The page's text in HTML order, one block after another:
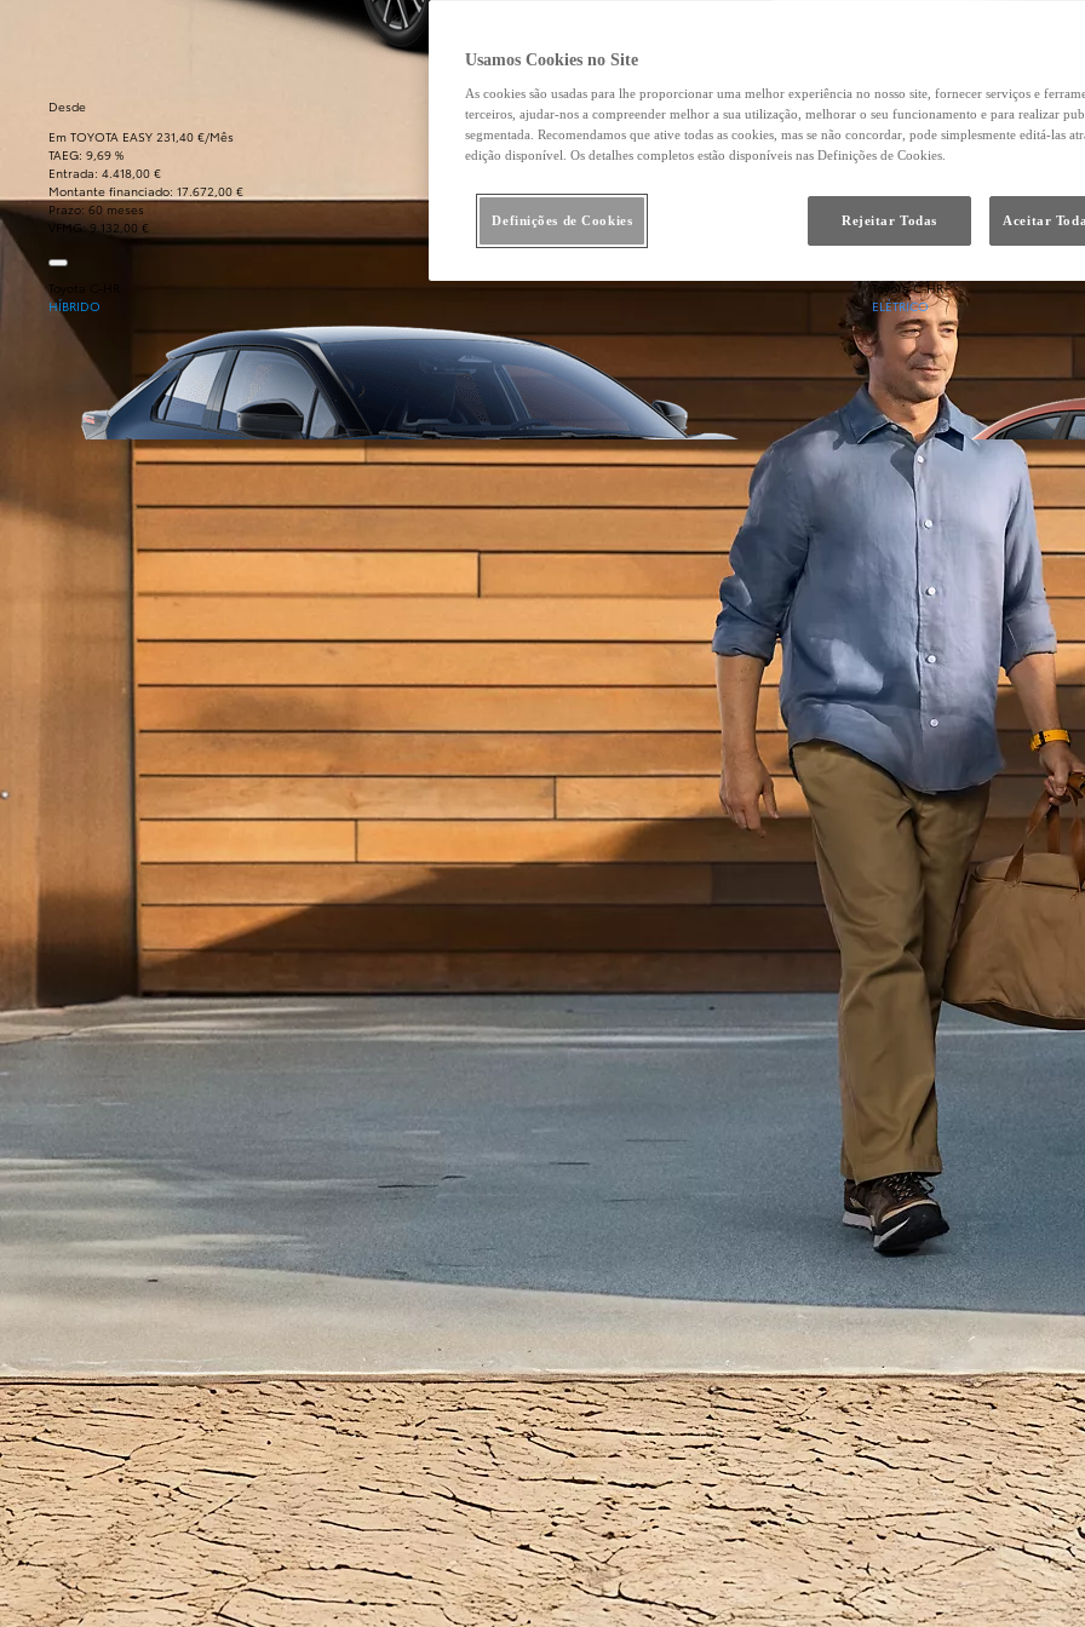
Desde
Em TOYOTA EASY 231,40 €/Mês
TAEG: 9,69 %
Entrada: 4.418,00 €
Montante financiado: 17.672,00 €
Prazo: 60 meses
VFMG: 9.132,00 €
Desde
Em TOYOTA EASY 202,77 €/Mês
TAEG: 9,32 %
VFMG: 13.123,00 €
Toyota C-HR
HÍBRIDO
Em TOYOTA EASY 312,55 €/Mês
Entrada: 6.766,00 €
Prazo: 60 meses
VFMG: 16.937,00 €
Toyota C-HR+
ELÉTRICO
Desde
Em TOYOTA EASY 337,17 €/Mês
TAEG: 9,20 %
Entrada: 6.842,00 €
Montante financiado: 27.368,00 €
Prazo: 60 meses
VFMG: 15.638,00 €
Corolla Sedan
Desde
Em TOYOTA EASY 319,70 €/Mês
TAEG: 9,18 %
Entrada: 6.672,00 €
Montante financiado: 26.688,00 €
Prazo: 60 meses
VFMG: 15.891,00 €
Usamos Cookies no Site
As cookies são usadas para lhe proporcionar uma melhor experiência no nosso site, fornecer serviços e
terceiros, ajudar-nos a compreender melhor a sua utilização, melhorar o seu funcionamento e para realizar
segmentada. Recomendamos que ative todas as cookies, mas se não concordar, pode simplesmente editá-las
edição disponível. Os detalhes completos estão disponíveis nas Definições de Cookies.
Rejeitar Todas Aceitar
Definições de Cookies